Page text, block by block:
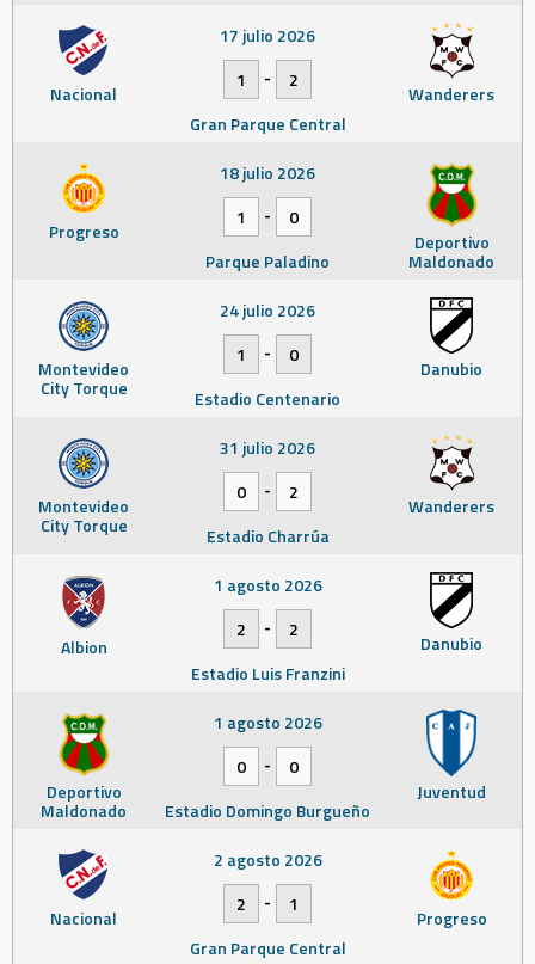
Nacional Wanderers
17 julio 2026
1
-
2
Gran Parque Central
Progreso Deportivo
Maldonado
18 julio 2026
1
-
0
Parque Paladino
Montevideo
City Torque
Danubio
24 julio 2026
1
-
0
Estadio Centenario
Montevideo
City Torque
Wanderers
31 julio 2026
0
-
2
Estadio Charrúa
Albion Danubio
1 agosto 2026
2
-
2
Estadio Luis Franzini
Deportivo
Maldonado
Juventud
1 agosto 2026
0
-
0
Estadio Domingo Burgueño
Nacional Progreso
2 agosto 2026
2
-
1
Gran Parque Central